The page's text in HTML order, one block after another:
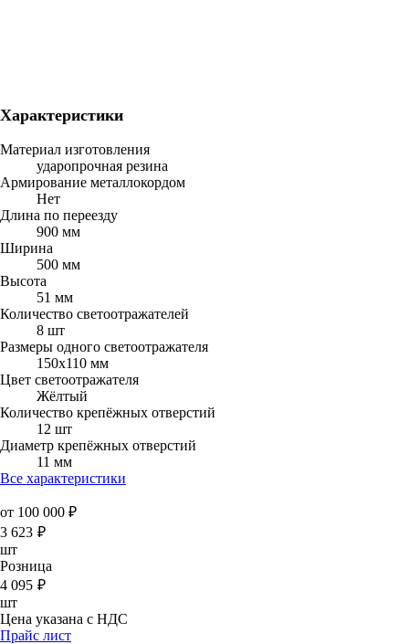
Характеристики
Материал изготовления
ударопрочная резина
Армирование металлокордом
Нет
Длина по переезду
900 мм
Ширина
500 мм
Высота
51 мм
Количество светоотражателей
8 шт
Размеры одного светоотражателя
150х110 мм
Цвет светоотражателя
Жёлтый
Количество крепёжных отверстий
12 шт
Диаметр крепёжных отверстий
11 мм
Все характеристики
от 100 000 ₽
3 623 ₽
шт
Розница
4 095 ₽
шт
Цена указана с НДС
Прайс лист